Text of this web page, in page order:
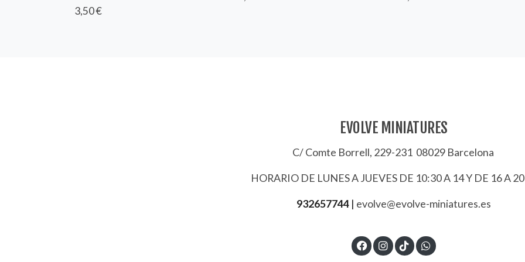
3,50 €
EVOLVE MINIATURES
C/ Comte Borrell, 229-231 08029 Barcelona
HORARIO DE LUNES A JUEVES DE 10:30 A 14 Y DE 16 A
932657744 | evolve@evolve-miniatures.es